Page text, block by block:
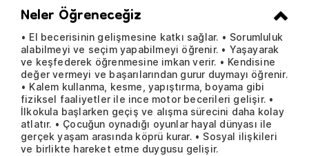
Neler Öğreneceğiz
• El becerisinin gelişmesine katkı sağlar. • Sorumluluk
alabilmeyi ve seçim yapabilmeyi öğrenir. • Yaşayarak
ve keşfederek öğrenmesine imkan verir. • Kendisine
değer vermeyi ve başarılarından gurur duymayı öğrenir.
• Kalem kullanma, kesme, yapıştırma, boyama gibi
fiziksel faaliyetler ile ince motor becerileri gelişir. •
İlkokula başlarken geçiş ve alışma sürecini daha kolay
atlatır. • Çocuğun oynadığı oyunlar hayal dünyası ile
gerçek yaşam arasında köprü kurar. • Sosyal ilişkileri
ve birlikte hareket etme duygusu gelişir.